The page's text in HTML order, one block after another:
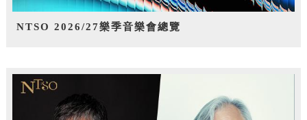
NTSO 2026/27樂季音樂會總覽